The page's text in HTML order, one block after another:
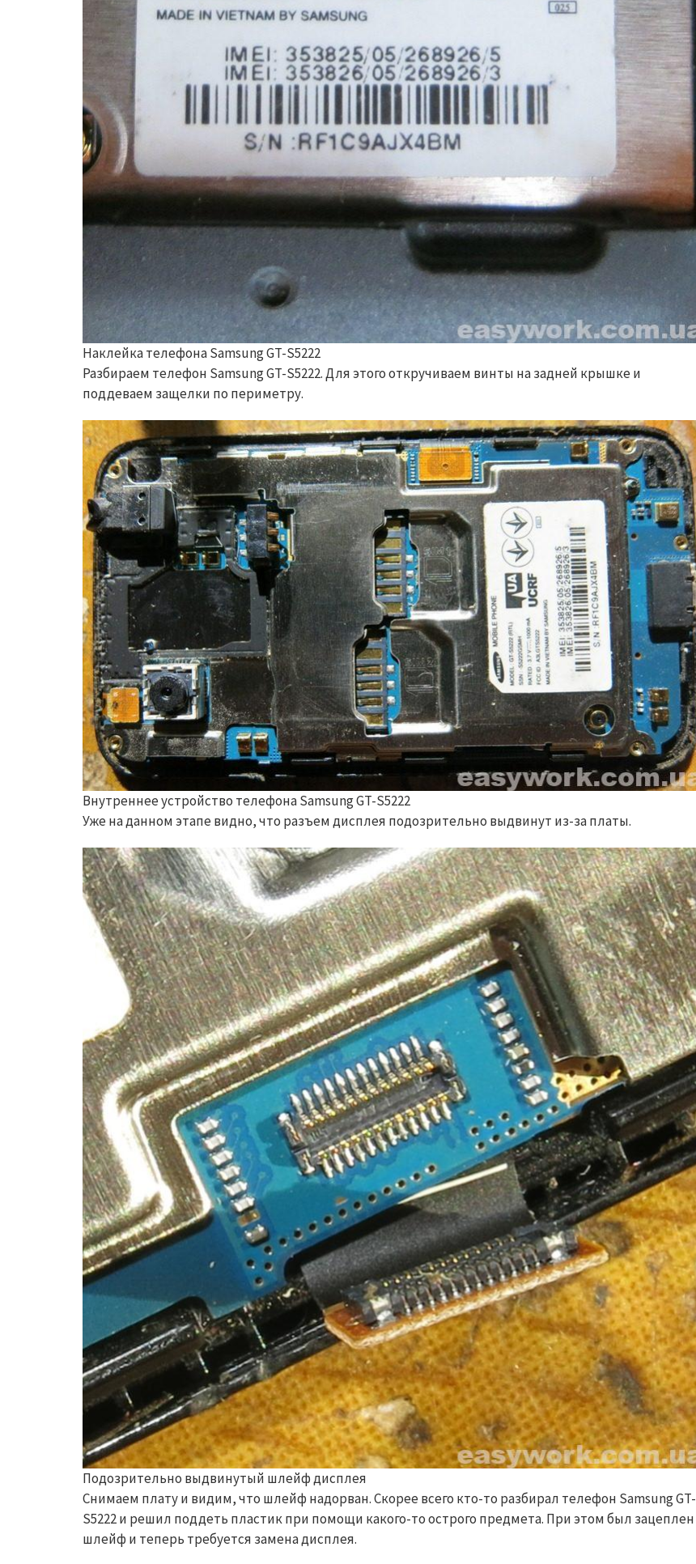
Наклейка телефона Samsung GT-S5222
Разбираем телефон Samsung GT-S5222. Для этого откручиваем винты на задней крышке и
поддеваем защелки по периметру.
Внутреннее устройство телефона Samsung GT-S5222
Уже на данном этапе видно, что разъем дисплея подозрительно выдвинут из-за платы.
Подозрительно выдвинутый шлейф дисплея
Снимаем плату и видим, что шлейф надорван. Скорее всего кто-то разбирал телефон Samsung GT-
S5222 и решил поддеть пластик при помощи какого-то острого предмета. При этом был зацеплен
шлейф и теперь требуется замена дисплея.